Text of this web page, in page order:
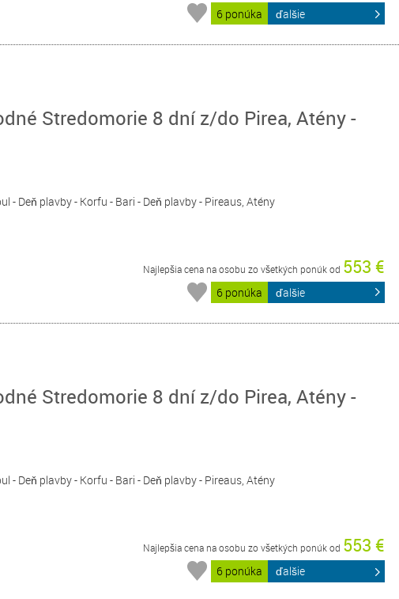
6 ponúka ďalšie
Stredomorie 8 dní z/do Pirea, Atény -
- Deň plavby - Korfu - Bari - Deň plavby - Pireaus, Atény
Najlepšia cena na osobu zo všetkých ponúk od 553 €
6 ponúka ďalšie
Stredomorie 8 dní z/do Pirea, Atény -
- Deň plavby - Korfu - Bari - Deň plavby - Pireaus, Atény
Najlepšia cena na osobu zo všetkých ponúk od 553 €
6 ponúka ďalšie